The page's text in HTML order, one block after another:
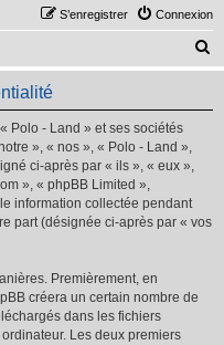
Connexion
S’enregistrer
e
Polo - Land » et ses sociétés
», « nos », « Polo - Land »,
ci-après par « ils », « eux »,
», « phpBB Limited »,
information collectée pendant
part (désignée ci-après par « vos
Premièrement, en
créera un certain nombre de
dans les fichiers
Les deux premiers